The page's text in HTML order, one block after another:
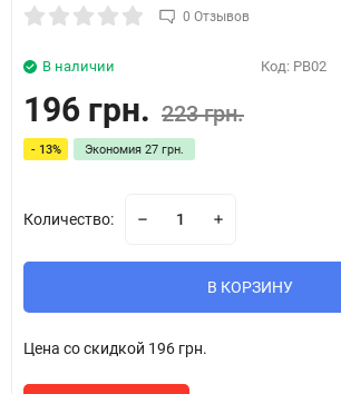
0 Отзывов
В наличии Код: PB02
196 грн. 223 грн.
- 13% Экономия 27 грн.
Количество:
В КОРЗИНУ
Цена со скидкой 196 грн.